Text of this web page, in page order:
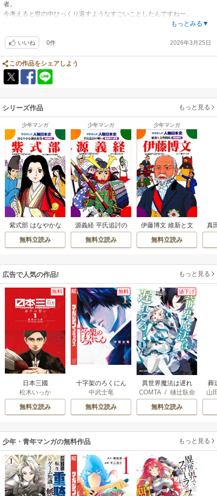
者。
今考えると世の中ひっくり返すようなすごいことしたんですねー。
もっとみる▼
いいね 0件 2026年3月25日
この作品をシェアしよう
シリーズ作品 もっと見る
少年マンガ
紫式部 はなやかな
源氏絵巻
無料立読み
少年マンガ
源義経 平氏追討の
戦い
無料立読み
少年マンガ
伊藤博文 維新と文
明開化
無料立読み
真
広告で人気の作品! もっと見る
無料
日本三國
松木いっか
無料立読み
無料
十字架のろくにん
中武士竜
無料立読み
値下げ
異世界魔法は遅れ
てる！
COMTA / 樋辻臥命
無料立読み
葬
山
少年・青年マンガの無料作品 もっと見る